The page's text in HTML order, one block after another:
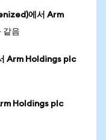
에서 Arm
같음
Arm Holdings plc
Holdings plc